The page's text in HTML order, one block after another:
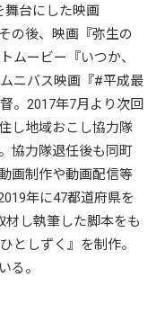
舞台にした映画
の後、映画『弥生の
ムービー『いつか、
ニバス映画『#平成最
。2017年7月より次回
し地域おこし協力隊
協力隊退任後も同町
画制作や動画配信等
年に47都道府県を
材し執筆した脚本をも
としずく』を制作。
る。